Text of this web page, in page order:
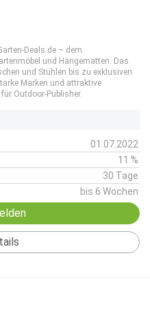
– dem
und Hängematten. Das
und Stühlen bis zu exklusiven
Marken und attraktive
Outdoor‑Publisher.
01.07.2022
11 %
30 Tage
bis 6 Wochen